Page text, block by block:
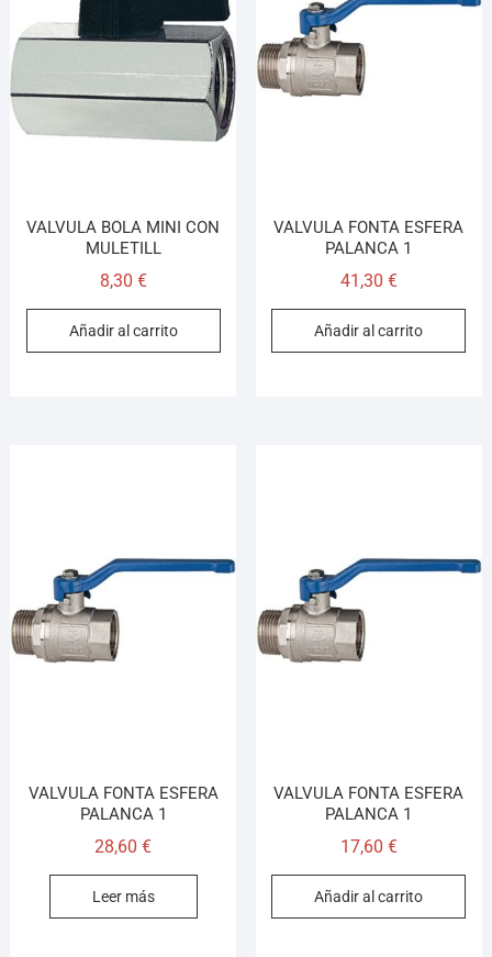
VALVULA BOLA MINI CON
MULETILL
8,30 €
Añadir al carrito
VALVULA FONTA ESFERA
PALANCA 1
41,30 €
Añadir al carrito
VALVULA FONTA ESFERA
PALANCA 1
28,60€
Leer más
VALVULA FONTA ESFERA
PALANCA 1
17,60 €
Añadir al carrito